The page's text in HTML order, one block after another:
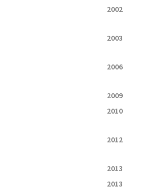
2002
2003
2006
2009
2010
2012
2013
2013